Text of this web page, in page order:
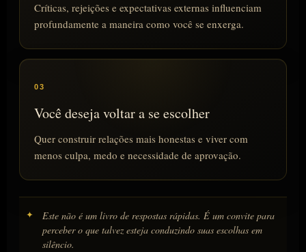
Críticas, rejeições e expectativas externas influenciam
profundamente a maneira como você se enxerga.
03
Você deseja voltar a se escolher
Quer construir relações mais honestas e viver com
menos culpa, medo e necessidade de aprovação.
✦
Este não é um livro de respostas rápidas. É um convite para
perceber o que talvez esteja conduzindo suas escolhas em
silêncio.